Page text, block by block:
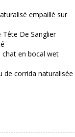
empaillé sur
De Sanglier
en bocal wet
de corrida naturalisée